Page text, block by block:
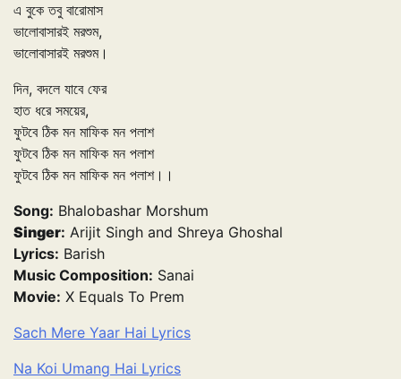
এ বুকে তবু বারোমাস
ভালোবাসারই মরশুম,
ভালোবাসারই মরশুম।
দিন, বদলে যাবে ফের
হাত ধরে সময়ের,
ফুটবে ঠিক মন মাফিক মন পলাশ
ফুটবে ঠিক মন মাফিক মন পলাশ
ফুটবে ঠিক মন মাফিক মন পলাশ।।
Song: Bhalobashar Morshum
Singer: Arijit Singh and Shreya Ghoshal
Lyrics: Barish
Music Composition: Sanai
Movie: X Equals To Prem
Sach Mere Yaar Hai Lyrics
Na Koi Umang Hai Lyrics